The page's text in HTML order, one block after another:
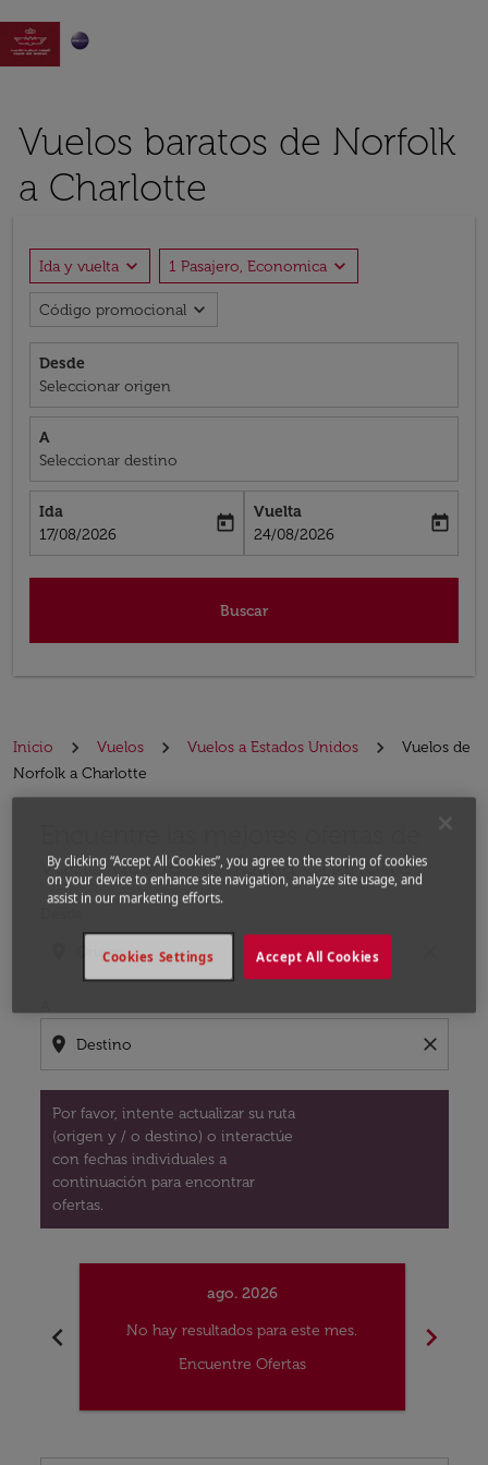

Vuelos baratos de Norfolk
a Charlotte
Ida y vuelta expand_more 1 Pasajero, Economica expand_more
Código promocional expand_more
Desde
Seleccionar origen
A
Seleccionar destino
Ida
fc-booking-departure-date-aria-label
17/08/2026
today
Vuelta
fc-booking-return-date-aria-label
24/08/2026
today
Buscar
Inicio Vuelos Vuelos a Estados Unidos
Vuelos de
Norfolk a Charlotte
vuelo desde Norfolk a Charlotte
location_on close
Por favor, intente actualizar su ruta
(origen y / o destino) o interactúe
con fechas individuales a
continuación para encontrar
ofertas.
chevron_left
ago. 2026
No hay resultados para este mes.
Encuentre Ofertas
chevron_right
By clicking “Accept All Cookies”, you agree to the storing of cookies
on your device to enhance site navigation, analyze site usage, and
assist in our marketing efforts.
Accept All Cookies
Cookies Settings